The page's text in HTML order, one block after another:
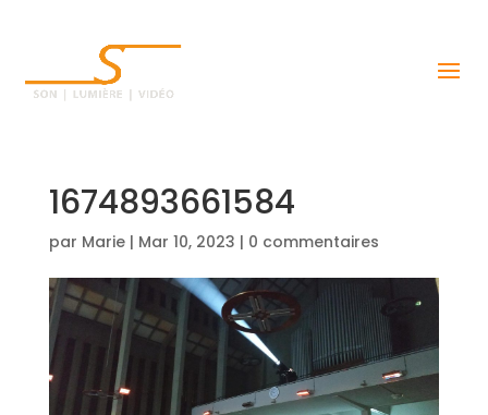
1674893661584
par Marie| Mar 10, 2023 | 0 commentaires